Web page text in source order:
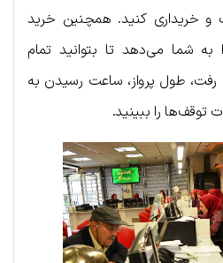
و خریداری کنید. همچنین خرید
به شما می‌دهد تا بتوانید تمام
طول پرواز، ساعت رسیدن به
را ببینید.